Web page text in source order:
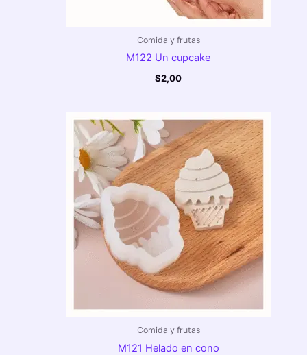
Comida y frutas
M122 Un cupcake
$2,00
Comida y frutas
M121 Helado en cono